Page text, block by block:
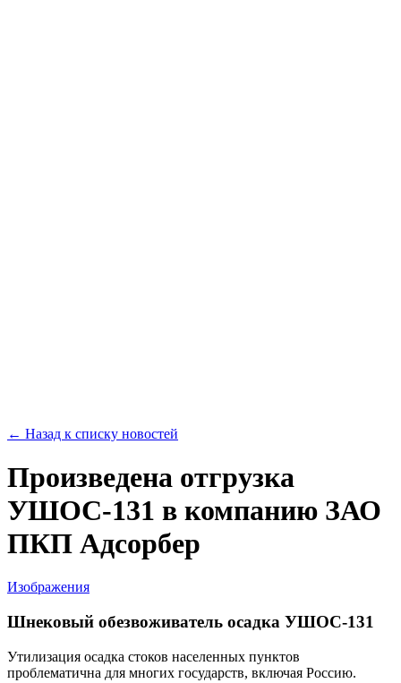
← Назад к списку новостей
Произведена отгрузка
УШОС-131 в компанию ЗАО
ПКП Адсорбер
Изображения
Шнековый обезвоживатель осадка УШОС-131
Утилизация осадка стоков населенных пунктов
проблематична для многих государств, включая Россию.